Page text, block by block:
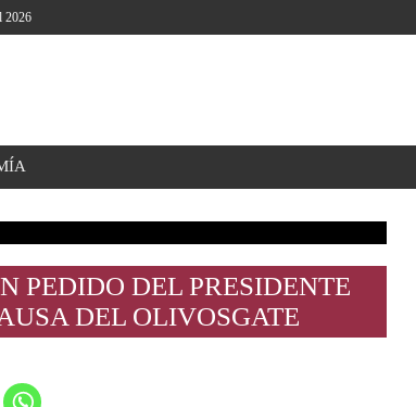
2026
PEDIDO DEL PRESIDENTE
DEL OLIVOSGATE